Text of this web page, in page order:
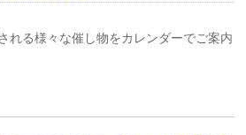
れる様々な催し物をカレンダーでご案内